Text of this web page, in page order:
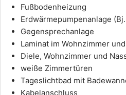
Fußbodenheizung
Erdwärmepumpenanlage
Gegensprechanlage
Laminat im Wohnzimmer
Diele, Wohnzimmer und
weiße Zimmertüren
Tageslichtbad mit
Kabelanschluss